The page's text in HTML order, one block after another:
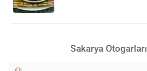
Sakarya Otogarları